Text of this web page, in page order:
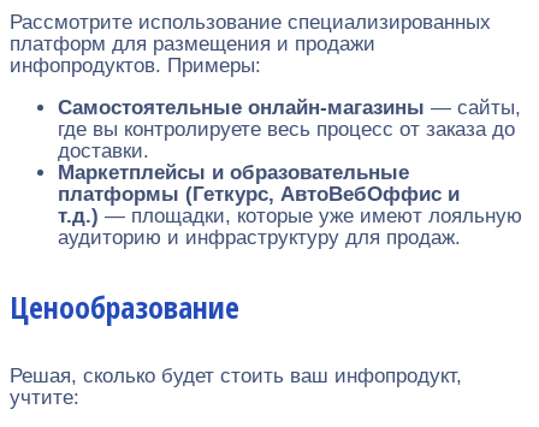
Рассмотрите использование специализированных
платформ для размещения и продажи
инфопродуктов. Примеры:
Самостоятельные онлайн-магазины — сайты,
где вы контролируете весь процесс от заказа до
доставки.
Маркетплейсы и образовательные
платформы (Геткурс, АвтоВебОффис и
т.д.) — площадки, которые уже имеют лояльную
аудиторию и инфраструктуру для продаж.
Ценообразование
Решая, сколько будет стоить ваш инфопродукт,
учтите: